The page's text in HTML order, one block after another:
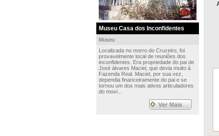
Museu Casa dos Inconfidentes
Museu
Localizada no morro do Cruzeiro, foi
provavelmente local de reuniões dos
inconfidentes. Era propriedade do pai de
José álvares Maciel, que devia muito à
Fazenda Real. Maciel, por sua vez,
dependia financeiramente do pai e se
tornou um dos mais ativos articuladores
do movi...